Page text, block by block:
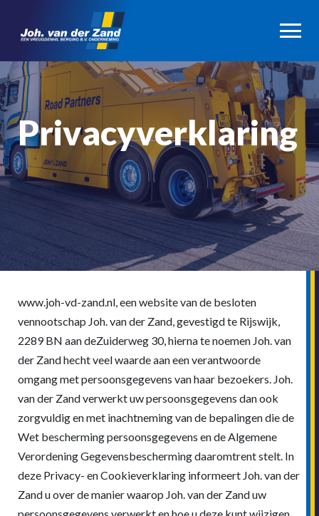
Privacyverklaring
www.joh-vd-zand.nl, een website van de besloten
vennootschap Joh. van der Zand, gevestigd te Rijswijk,
2289 BN aan deZuiderweg 30, hierna te noemen Joh. van
der Zand hecht veel waarde aan een verantwoorde
omgang met persoonsgegevens van haar bezoekers. Joh.
van der Zand verwerkt uw persoonsgegevens dan ook
zorgvuldig en met inachtneming van de bepalingen die de
Wet bescherming persoonsgegevens en de Algemene
Verordening Gegevensbescherming daaromtrent stelt. In
deze Privacy- en Cookieverklaring informeert Joh. van der
Zand u over de manier waarop Joh. van der Zand uw